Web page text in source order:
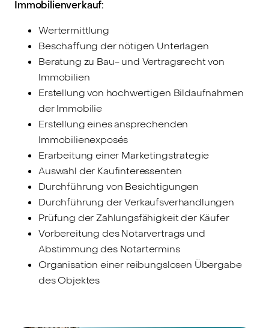
Immobilienverkauf:
Wertermittlung
Beschaffung der nötigen Unterlagen
Beratung zu Bau- und Vertragsrecht von
Immobilien
Erstellung von hochwertigen Bildaufnahmen
der Immobilie
Erstellung eines ansprechenden
Immobilienexposés
Erarbeitung einer Marketingstrategie
Auswahl der Kaufinteressenten
Durchführung von Besichtigungen
Durchführung der Verkaufsverhandlungen
Prüfung der Zahlungsfähigkeit der Käufer
Vorbereitung des Notarvertrags und
Abstimmung des Notartermins
Organisation einer reibungslosen Übergabe
des Objektes